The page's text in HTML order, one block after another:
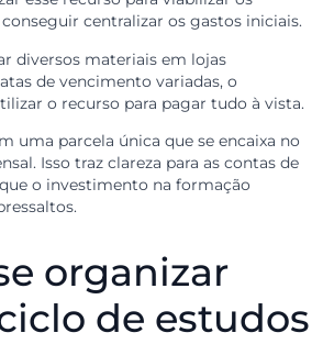
diretamente a carreira.
e controle do
de sonhos. O modelo ideal é
financeira do aluno ou de sua
esse recurso para viabilizar os